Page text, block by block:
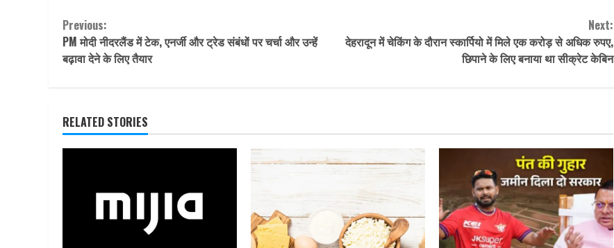
Continue
Reading
Previous:
PM मोदी नीदरलैंड में टेक, एनर्जी और ट्रेड संबंधों पर चर्चा और उन्हें
बढ़ावा देने के लिए तैयार
Next:
देहरादून में चेकिंग के दौरान स्कार्पियो में मिले एक करोड़ से अधिक रुपए,
छिपाने के लिए बनाया था सीक्रेट केबिन
RELATED STORIES